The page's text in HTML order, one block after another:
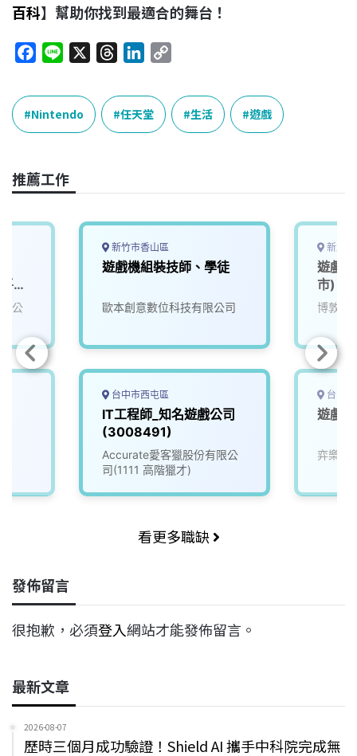
百科】幫助你找到最適合的舞台！
c
e
b
o
k
n
e
r
e
a
n
k
e
n
p
y
L
k
Nintendo 任天堂 生活 遊戲
推薦工作
台
公
新竹市香山區
遊戲機組裝技師、學徒
歐本創意數位科技有限公司
台中市西屯區
IT工程師_知名遊戲公司
(3008491)
Accurate愛客獵股份有限公
司(1111 高階獵才)
新北
遊戲
市)
博敦電
台中
遊戲
弈樂科
看更多職缺
發佈留言
很抱歉，必須登入網站才能發佈留言。
最新文章
2026-08-07
歷時三個月成功驗證！Shield AI 攜手中科院完成無